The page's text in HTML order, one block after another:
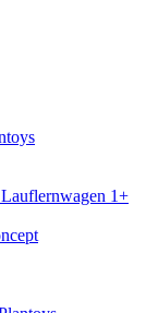
1+